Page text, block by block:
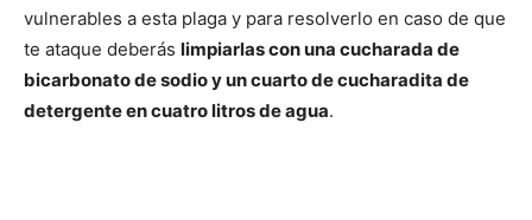
vulnerables a esta plaga y para resolverlo en caso de que
te ataque deberás limpiarlas con una cucharada de
bicarbonato de sodio y un cuarto de cucharadita de
detergente en cuatro litros de agua.